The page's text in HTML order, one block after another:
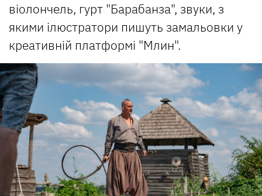
віолончель, гурт "Барабанза", звуки, з
якими ілюстратори пишуть замальовки у
креативній платформі "Млин".